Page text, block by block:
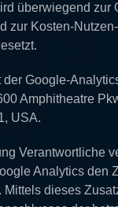
überwiegend zur
zur Kosten-
der Google-
Amphitheatre
USA.
Verantwortliche
Analytics den
dieses